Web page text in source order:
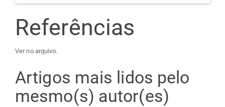
Referências
Ver no arquivo.
Artigos mais lidos pelo
mesmo(s) autor(es)